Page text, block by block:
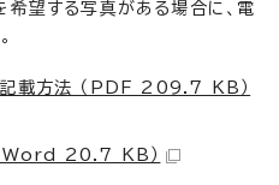
望する写真がある場合に、電
記載方法 （PDF 209.7 KB）
Word 20.7 KB）